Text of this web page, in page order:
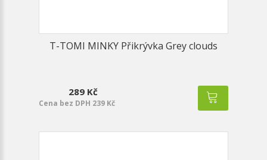
T-TOMI MINKY Přikrývka Grey clouds
289 Kč
Cena bez DPH 239 Kč